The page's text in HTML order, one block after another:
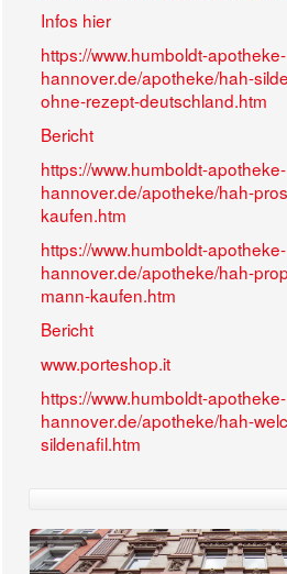
Infos hier
https://www.humboldt-apotheke-
hannover.de/apotheke/hah-
ohne-rezept-deutschland.htm
Bericht
https://www.humboldt-apotheke-
hannover.de/apotheke/hah-
kaufen.htm
https://www.humboldt-apotheke-
hannover.de/apotheke/hah-
mann-kaufen.htm
Bericht
www.porteshop.it
https://www.humboldt-apotheke-
hannover.de/apotheke/hah-
sildenafil.htm